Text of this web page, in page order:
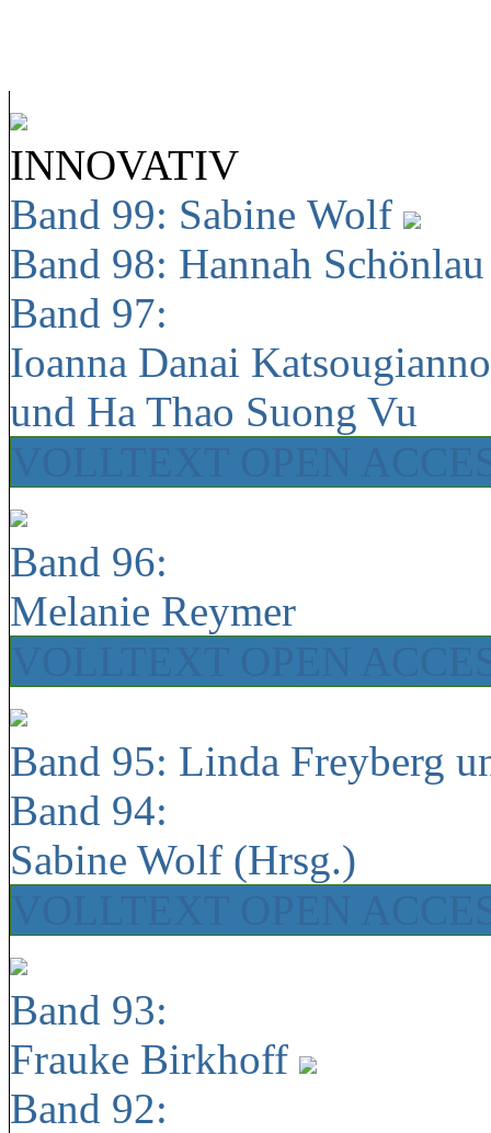
INNOVATIV
Band 99: Sabine Wolf
Band 98: Hannah
Band 97:
Ioanna Danai
und Ha Thao Suong Vu
Band 96:
Melanie Reymer
Band 95: Linda Freyberg
Band 94:
Sabine Wolf (Hrsg.)
Band 93:
Frauke Birkhoff
Band 92: